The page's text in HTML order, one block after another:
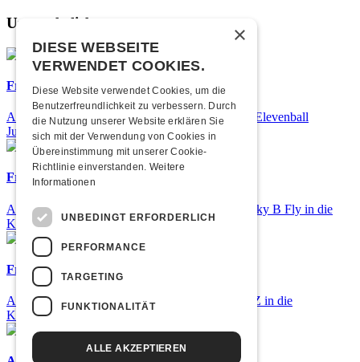
Unsere beliebtesten
Frisch bestätigt: 25 Jahre Elevenball
Am Samstag, 26. September 2026 findet das 25. Elevenball
Jubiläum statt
Frisch bestätigt: Nicky B Fly
Am Donnerstag, 05. November 2026 kommt Nicky B Fly in die
Kulturfabrik Kofmehl!
Frisch bestätigt: GZUZ
Am Donnerstag, 29. Oktober 2026 kommt GZUZ in die
Kulturfabrik Kofmehl!
×
DIESE WEBSEITE
VERWENDET COOKIES.
Diese Website verwendet Cookies, um die
Benutzerfreundlichkeit zu verbessern. Durch
die Nutzung unserer Website erklären Sie
sich mit der Verwendung von Cookies in
Übereinstimmung mit unserer Cookie-
Richtlinie einverstanden. Weitere
Informationen
UNBEDINGT ERFORDERLICH
PERFORMANCE
TARGETING
FUNKTIONALITÄT
ALLE AKZEPTIEREN